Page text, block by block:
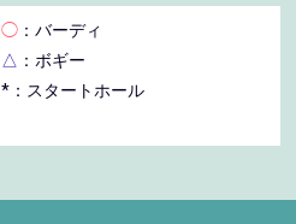
◯ ：バーディ
△ ：ボギー
*：スタートホール